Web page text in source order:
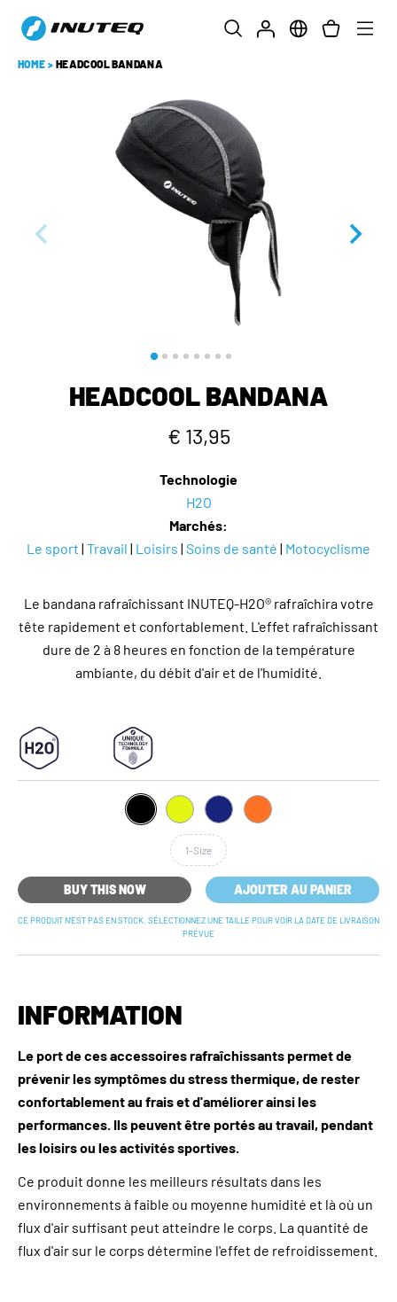
HOME > HEADCOOL BANDANA
HEADCOOL BANDANA
€ 13,95
Technologie
H2O
Marchés:
Le sport | Travail | Loisirs | Soins de santé | Motocyclisme
Le bandana rafraîchissant INUTEQ-H2O® rafraîchira votre
tête rapidement et confortablement. L'effet rafraîchissant
dure de 2 à 8 heures en fonction de la température
ambiante, du débit d'air et de l'humidité.
1-Size
BUY THIS NOW AJOUTER AU PANIER
CE PRODUIT N’EST PAS EN STOCK. SÉLECTIONNEZ UNE TAILLE POUR VOIR LA DATE DE LIVRAISON
PRÉVUE
INFORMATION
Le port de ces accessoires rafraîchissants permet de
prévenir les symptômes du stress thermique, de rester
confortablement au frais et d'améliorer ainsi les
performances. Ils peuvent être portés au travail, pendant
les loisirs ou les activités sportives.
Ce produit donne les meilleurs résultats dans les
environnements à faible ou moyenne humidité et là où un
flux d'air suffisant peut atteindre le corps. La quantité de
flux d'air sur le corps détermine l'effet de refroidissement.